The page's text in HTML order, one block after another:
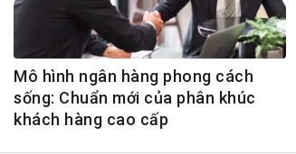
Tư vấn – Hỏi đáp
Tra cứu văn bản
Mô hình ngân hàng phong cách
sống: Chuẩn mới của phân khúc
khách hàng cao cấp